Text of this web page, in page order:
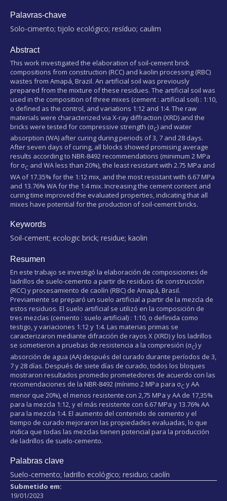
Palavras-chave
Solo-cimento; tijolo ecológico; resíduo; caulim
Abstract
This work investigated the elaboration of soil-cement brick
compositions from construction (RCC) and kaolin processing (RBC)
wastes from Amapá, Brazil. An artificial soil was previously
prepared from the mixture of these residues. The artificial soil was
used in the composition of three mixes (cement : artificial soil) : 1:10,
o defined as the control, and variations 1:12 and 1:4. The raw
materials were characterized via X-ray diffraction (XRD) and the
bricks were tested for compressive strength (σC) and water
absorption (WA) after curing during periods of 3, 7 and 28 days.
After seven days of curing, all blocks showed promising average
results according to NBR-8492 recommendations (minimum 2 MPa
for σC and WA less than 20%), the least resistant with 2.75 MPa and
WA of 17.35% for the 1:12 mix, and the most resistant with 6.67 MPa
and 13.76% WA for the 1:4 mix. Increasing the cement content and
curing time improved the evaluated properties, indicating that all
mixes have potential for the production of soil-cement bricks.
Keywords
Soil-cement; ecologic brick; residue; kaolin
Resumen
En este trabajo se investigó la elaboración de composiciones de
ladrillos de suelo-cemento a partir de residuos de construcción
(RCC) y procesamiento de caolín (RBC) de Amapá, Brasil.
Previamente se preparó un suelo artificial a partir de la mezcla de
estos residuos. El suelo artificial se utilizó en la composición de
tres mezclas (cemento : suelo artificial) : 1:10, o definida como
testigo, y variaciones 1:12 y 1:4. Las materias primas se
caracterizaron mediante difracción de rayos X (XRD) y los ladrillos
se sometieron a pruebas de resistencia a la compresión (σC) y
absorción de agua (AA) después del curado durante períodos de 3,
7 y 28 días. Después de siete días de curado, todos los bloques
mostraron resultados promedio prometedores de acuerdo con las
recomendaciones de la NBR-8492 (mínimo 2 MPa para σC y AA
menor que 20%), el menos resistente con 2,75 MPa y AA de 17,35%
para la mezcla 1:12, y el más resistente con 6.67 MPa y 13.76% AA
para la mezcla 1:4. El aumento del contenido de cemento y el
tiempo de curado mejoraron las propiedades evaluadas, lo que
indica que todas las mezclas tienen potencial para la producción
de ladrillos de suelo-cemento.
Palabras clave
Suelo-cemento; ladrillo ecológico; residuo; caolín
Submetido em:
19/01/2023